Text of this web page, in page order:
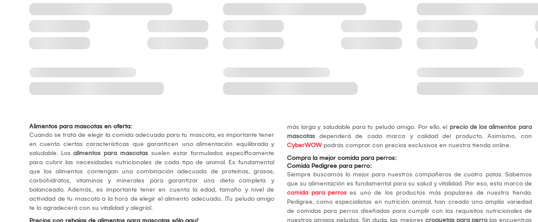
Alimentos para mascotas en oferta:
Cuando se trata de elegir la comida adecuada para tu mascota, es importante tener
en cuenta ciertas características que garanticen una alimentación equilibrada y
saludable. Los alimentos para mascotas suelen estar formulados específicamente
para cubrir las necesidades nutricionales de cada tipo de animal. Es fundamental
que los alimentos contengan una combinación adecuada de proteínas, grasas,
carbohidratos, vitaminas y minerales para garantizar una dieta completa y
balanceada. Además, es importante tener en cuenta la edad, tamaño y nivel de
actividad de tu mascota a la hora de elegir el alimento adecuado.. ¡Tu peludo amigo
te lo agradecerá con su vitalidad y alegría!.
más larga y saludable para tu peludo amigo. Por ello, el precio de los alimentos para
mascotasdependerá de cada marca y calidad del producto. Asimismo, con
CyberWOWpodrás comprar con precios exclusivos en nuestra tienda online.
Compra la mejor comida para perros:
Comida Pedigree para perro:
Siempre buscamos lo mejor para nuestros compañeros de cuatro patas. Sabemos
que su alimentación es fundamental para su salud y vitalidad. Por eso, esta marca de
comida para perroses uno de los productos más populares de nuestra tienda.
Pedigree, como especialistas en nutrición animal, han creado una amplia variedad
de comidas para perros diseñadas para cumplir con los requisitos nutricionales de
nuestros amigos peludos. Sin duda, las mejores croquetas para perrolas encuentras